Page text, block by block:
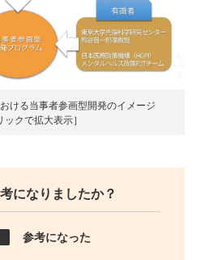
ける当事者参画型開発のイメージ
ックで拡大表示］
になりましたか？
参考になった